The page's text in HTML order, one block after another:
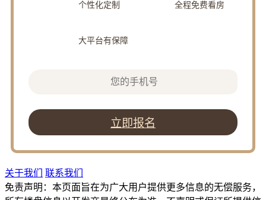
个性化定制 全程免费看房
大平台有保障
立即报名
关于我们
联系我们
免责声明：本页面旨在为广大用户提供更多信息的无偿服务，